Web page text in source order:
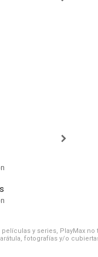
y series, PlayMax
fotografías y/o